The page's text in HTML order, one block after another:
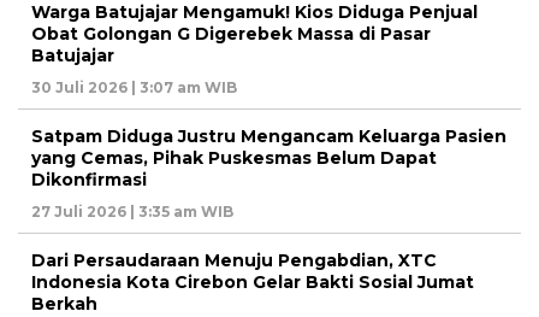
Warga Batujajar Mengamuk! Kios Diduga Penjual
Obat Golongan G Digerebek Massa di Pasar
Batujajar
30 Juli 2026 | 3:07 am WIB
Satpam Diduga Justru Mengancam Keluarga Pasien
yang Cemas, Pihak Puskesmas Belum Dapat
Dikonfirmasi
27 Juli 2026 | 3:35 am WIB
Dari Persaudaraan Menuju Pengabdian, XTC
Indonesia Kota Cirebon Gelar Bakti Sosial Jumat
Berkah